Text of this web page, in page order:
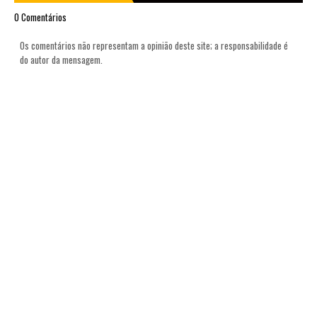
0 Comentários
Os comentários não representam a opinião deste site; a responsabilidade é
do autor da mensagem.